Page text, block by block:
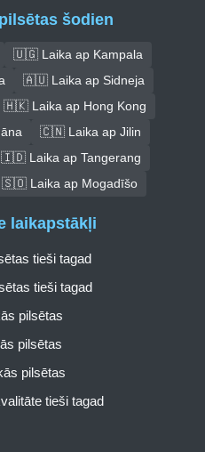
šodien
🇺🇬 Laika ap Kampala
🇦🇺 Laika ap Sidneja
🇭🇰 Laika ap Hong Kong
🇨🇳 Laika ap Jilin
🇮🇩 Laika ap Tangerang
🇸🇴 Laika ap Mogadīšo
laikapstākļi
tieši tagad
tieši tagad
pilsētas
pilsētas
pilsētas
tieši tagad